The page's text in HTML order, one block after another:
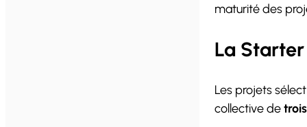
maturité des
La
Les projets
collective de